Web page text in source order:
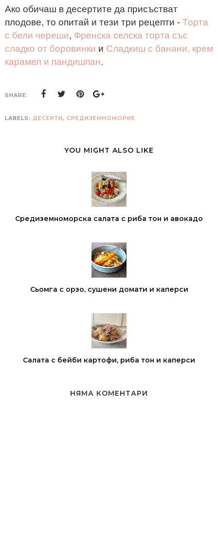
Ако обичаш в десертите да присъстват
плодове, то опитай и тези три рецепти - Торта
с бели череши, Френска селска торта със
сладко от боровинки и Сладкиш с банани, крем
карамел и пандишпан.
SHARE:
LABELS: ДЕСЕРТИ, СРЕДИЗЕМНОМОРИЕ
YOU MIGHT ALSO LIKE
Средиземноморска салата с риба тон и авокадо
Сьомга с орзо, сушени домати и каперси
Салата с бейби картофи, риба тон и каперси
НЯМА КОМЕНТАРИ